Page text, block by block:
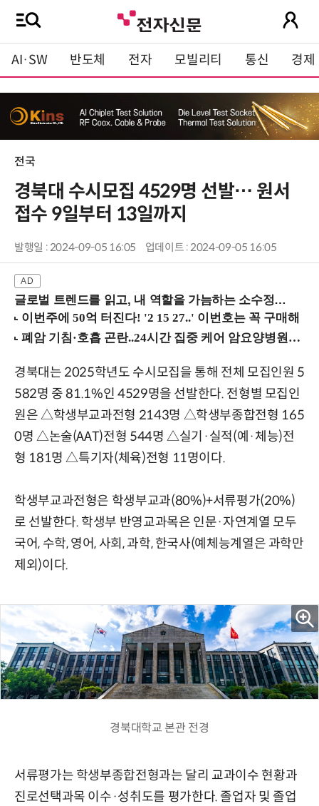
AI·SW 반도체 전자 모빌리티 통신 경제
전국
경북대 수시모집 4529명 선발… 원서
접수 9일부터 13일까지
발행일 : 2024-09-05 16:05 업데이트 : 2024-09-05 16:05
글로벌 트렌드를 읽고, 내 역할을 가늠하는 소수정예 실습 워크숍 (8/28 신논현역)
경북대는 2025학년도 수시모집을 통해 전체 모집인원 5
582명 중 81.1%인 4529명을 선발한다. 전형별 모집인
원은 △학생부교과전형 2143명 △학생부종합전형 165
0명 △논술(AAT)전형 544명 △실기·실적(예·체능)전
형 181명 △특기자(체육)전형 11명이다.
학생부교과전형은 학생부교과(80%)+서류평가(20%)
로 선발한다. 학생부 반영교과목은 인문·자연계열 모두
국어, 수학, 영어, 사회, 과학, 한국사(예체능계열은 과학만
제외)이다.
경북대학교 본관 전경
서류평가는 학생부종합전형과는 달리 교과이수 현황과
진로선택과목 이수·성취도를 평가한다. 졸업자 및 졸업